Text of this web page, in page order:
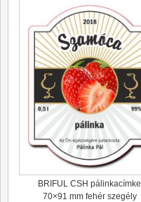
BRIFUL CSH pálinkacímke
70×91 mm fehér szegély